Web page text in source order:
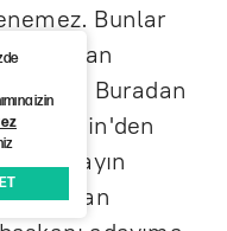
Bunlar
el aman
Buradan
Mersin'den
Sayın
izin